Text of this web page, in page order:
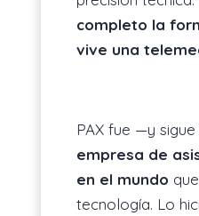
completo la
vive una
PAX fue —y
empresa de
en el mundo
tecnología. Lo